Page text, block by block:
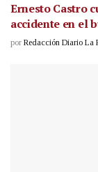
Ernesto Castro
accidente en el
por Redacción Diario La